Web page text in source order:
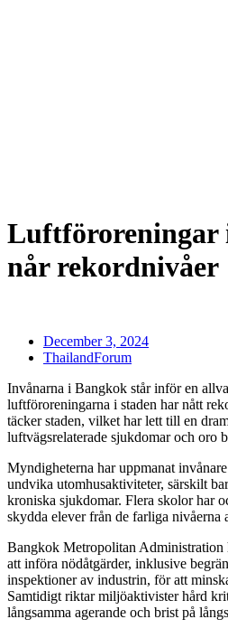
Luftföroreningar
når rekordnivåer
December 3, 2024
ThailandForum
Invånarna i Bangkok står inför en
luftföroreningarna i staden har nått
täcker staden, vilket har lett till en
luftvägsrelaterade sjukdomar och oro
Myndigheterna har uppmanat
undvika utomhusaktiviteter, särskilt
kroniska sjukdomar. Flera skolor har
skydda elever från de farliga
Bangkok Metropolitan Administration
att införa nödåtgärder, inklusive
inspektioner av industrin, för att
Samtidigt riktar miljöaktivister hård
långsamma agerande och brist på